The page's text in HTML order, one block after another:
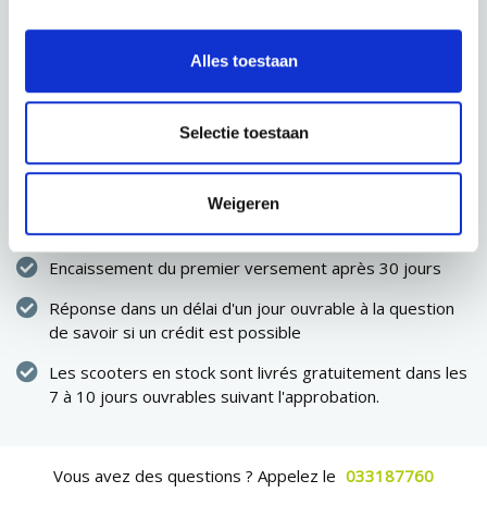
Alles toestaan
Selectie toestaan
Weigeren
SAUVEGARDER
PROCHAINE ÉTAPE
Pas de dépenses élevées en une seule fois
Encaissement du premier versement après 30 jours
Réponse dans un délai d'un jour ouvrable à la question
de savoir si un crédit est possible
Les scooters en stock sont livrés gratuitement dans les
7 à 10 jours ouvrables suivant l'approbation.
Vous avez des questions ? Appelez le 033187760